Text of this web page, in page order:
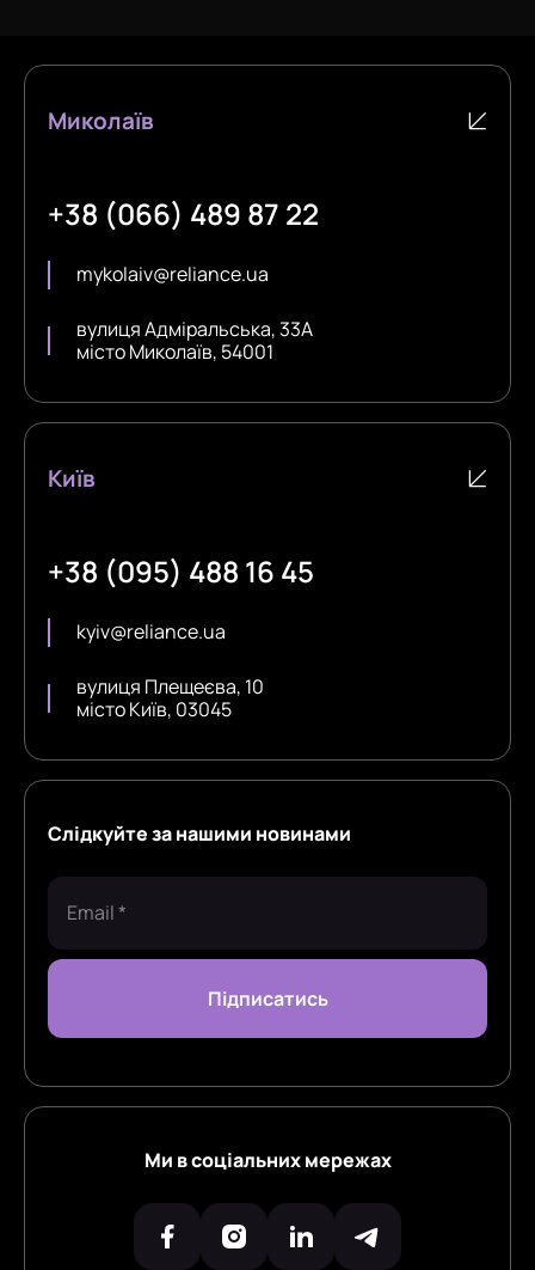
Миколаїв
+38 (066) 489 87 22
mykolaiv@reliance.ua
вулиця Адміральська, 33А
місто Миколаїв, 54001
Київ
+38 (095) 488 16 45
kyiv@reliance.ua
вулиця Плещеєва, 10
місто Київ, 03045
Слідкуйте за нашими новинами
Ми в соціальних мережах